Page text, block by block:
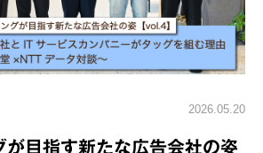
2026.05.20
が目指す新たな広告会社の姿